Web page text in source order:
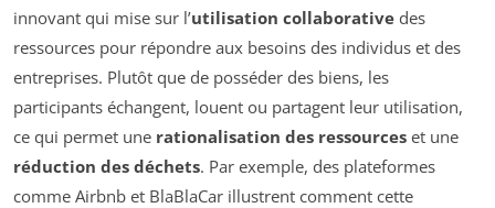
innovant qui mise sur l’utilisation collaborative des
ressources pour répondre aux besoins des individus et des
entreprises. Plutôt que de posséder des biens, les
participants échangent, louent ou partagent leur utilisation,
ce qui permet une rationalisation des ressources et une
réduction des déchets. Par exemple, des plateformes
comme Airbnb et BlaBlaCar illustrent comment cette